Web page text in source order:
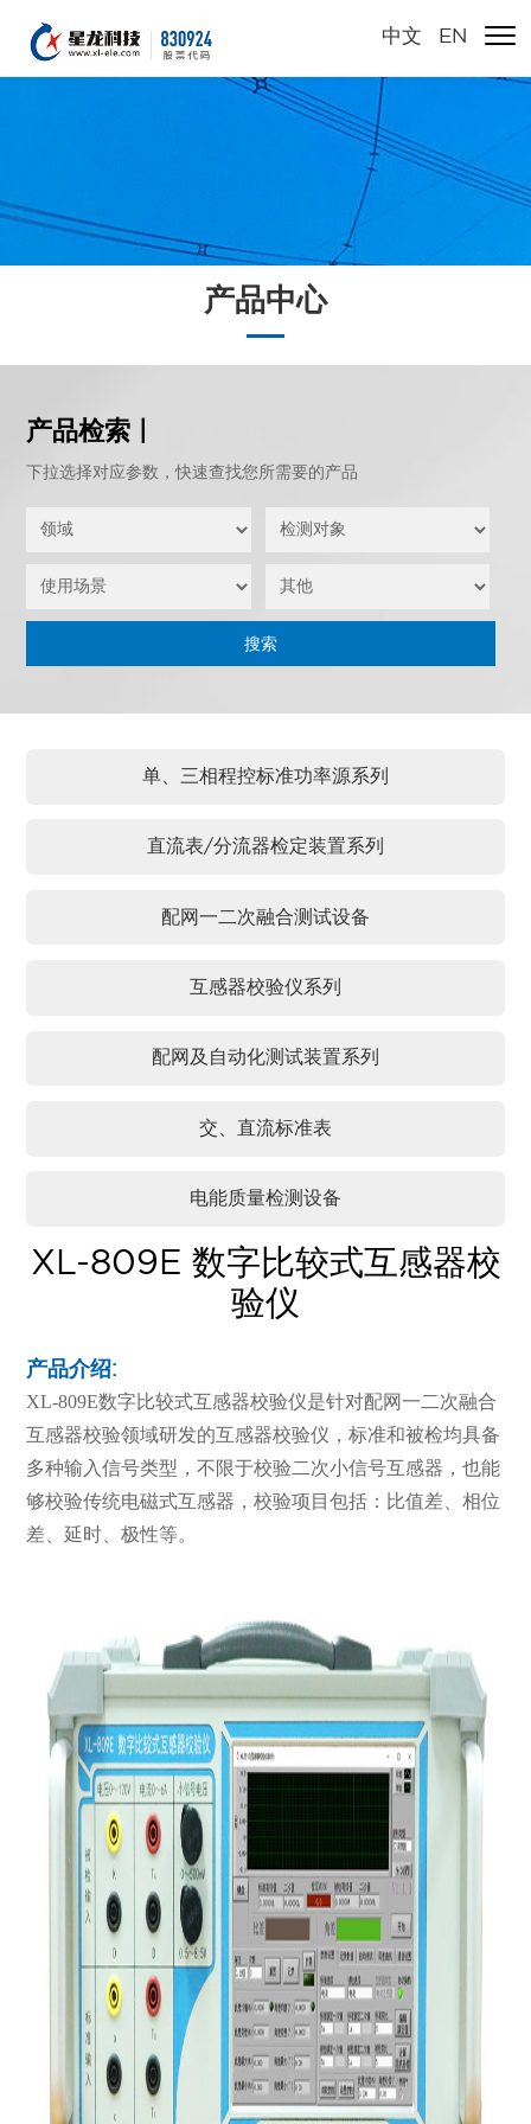
中文 EN
产品中心
产品检索 |
下拉选择对应参数，快速查找您所需要的产品
单、三相程控标准功率源系列
直流表/分流器检定装置系列
配网一二次融合测试设备
互感器校验仪系列
配网及自动化测试装置系列
交、直流标准表
电能质量检测设备
XL-809E 数字比较式互感器校
验仪
产品介绍:
XL-809E数字比较式互感器校验仪是针对配网一二次融合
互感器校验领域研发的互感器校验仪，标准和被检均具备
多种输入信号类型，不限于校验二次小信号互感器，也能
够校验传统电磁式互感器，校验项目包括：比值差、相位
差、延时、极性等。